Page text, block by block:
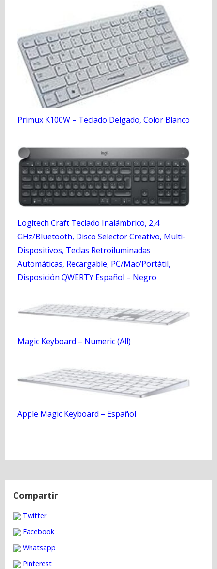
Primux K100W – Teclado Delgado, Color Blanco
Logitech Craft Teclado Inalámbrico, 2,4
GHz/Bluetooth, Disco Selector Creativo, Multi-
Dispositivos, Teclas Retroiluminadas
Automáticas, Recargable, PC/Mac/Portátil,
Disposición QWERTY Español – Negro
Magic Keyboard – Numeric (All)
Apple Magic Keyboard – Español
N
Compartir
Twitter
Facebook
Whatsapp
Pinterest